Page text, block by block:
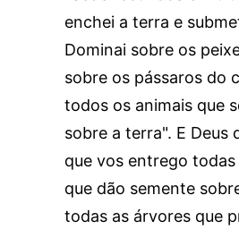
enchei a terra e
Dominai sobre os
sobre os pássaros do
todos os animais que
sobre a terra". E Deus
que vos entrego
que dão semente
todas as árvores que